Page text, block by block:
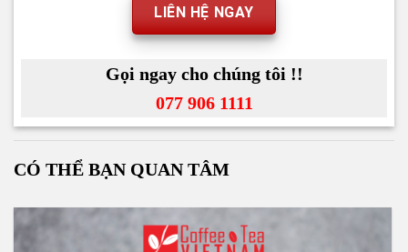
LIÊN HỆ NGAY
Gọi ngay cho chúng tôi !!
077 906 1111
CÓ THỂ BẠN QUAN TÂM